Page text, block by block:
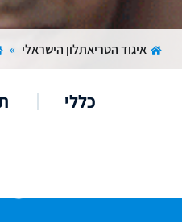
איגוד הטריאתלון הישראלי »
כללי